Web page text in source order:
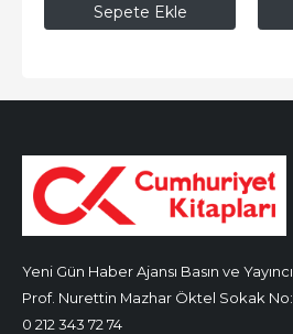
Sepete Ekle
Yeni Gün Haber Ajansı Basın ve
Prof. Nurettin Mazhar Öktel Sokak No:
0 212 343 72 74